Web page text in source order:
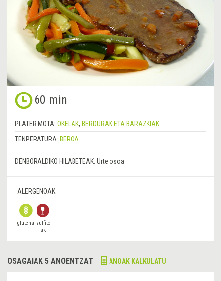
60 min
PLATER MOTA: OKELAK, BERDURAK ETA BARAZKIAK
TENPERATURA: BEROA
DENBORALDIKO HILABETEAK: Urte osoa
ALERGENOAK:
glutena sulfito
ak
OSAGAIAK 5 ANOENTZAT ANOAK KALKULATU